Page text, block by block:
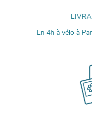
En 4h à vélo à